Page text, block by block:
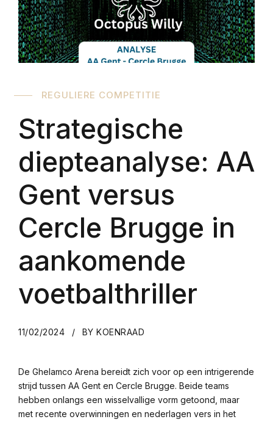
REGULIERE COMPETITIE
Strategische
diepteanalyse: AA
Gent versus
Cercle Brugge in
aankomende
voetbalthriller
11/02/2024 BY KOENRAAD
De Ghelamco Arena bereidt zich voor op een intrigerende
strijd tussen AA Gent en Cercle Brugge. Beide teams
hebben onlangs een wisselvallige vorm getoond, maar
met recente overwinningen en nederlagen vers in het